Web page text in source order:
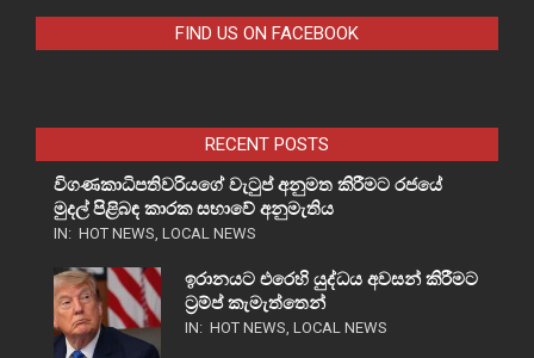
FIND US ON FACEBOOK
RECENT POSTS
විගණකාධිපතිවරියගේ වැටුප් අනුමත කිරීමට රජයේ
මුදල් පිළිබඳ කාරක සභාවේ අනුමැතිය
IN: HOT NEWS, LOCAL NEWS
ඉරානයට එරෙහි යුද්ධය අවසන් කිරීමට
ට්‍රම්ප් කැමැත්තෙන්
IN: HOT NEWS, LOCAL NEWS